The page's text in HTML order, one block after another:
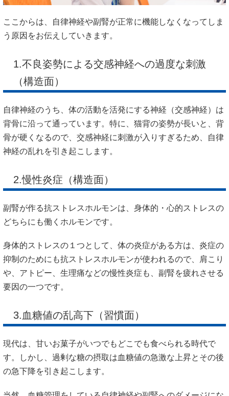
ここからは、自律神経や副腎が正常に機能しなくなってしま
う原因をお伝えしていきます。
1.不良姿勢による交感神経への過度な刺激
（構造面）
自律神経のうち、体の活動を活発にする神経（交感神経）は
背骨に沿って通っています。特に、猫背の姿勢が長いと、背
骨が硬くなるので、交感神経に刺激が入りすぎるため、自律
神経の乱れを引き起こします。
2.慢性炎症（構造面）
副腎が作る抗ストレスホルモンは、身体的・心的ストレスの
どちらにも働くホルモンです。
身体的ストレスの１つとして、体の炎症がある方は、炎症の
抑制のためにも抗ストレスホルモンが使われるので、肩こり
や、アトピー、生理痛などの慢性炎症も、副腎を疲れさせる
要因の一つです。
3.血糖値の乱高下（習慣面）
現代は、甘いお菓子がいつでもどこでも食べられる時代で
す。しかし、過剰な糖の摂取は血糖値の急激な上昇とその後
の急下降を引き起こします。